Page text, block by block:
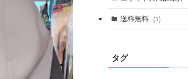
送料無料 (1)
タグ